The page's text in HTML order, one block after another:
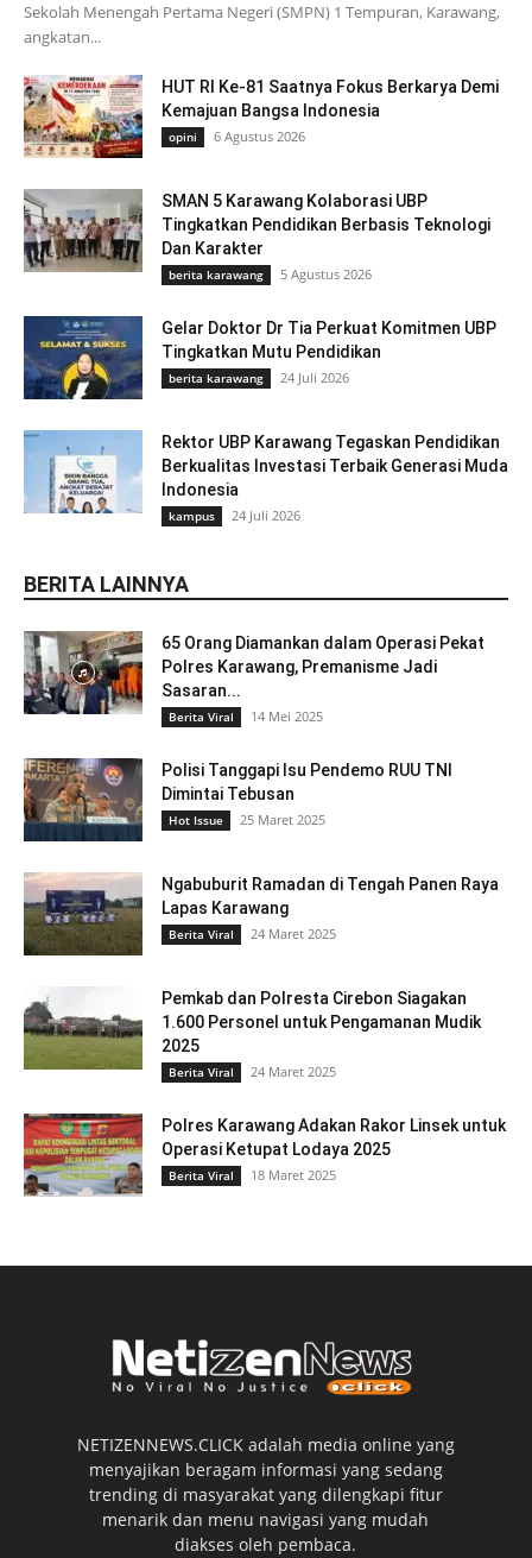
Sekolah Menengah Pertama Negeri (SMPN) 1 Tempuran, Karawang,
angkatan...
HUT RI Ke-81 Saatnya Fokus Berkarya Demi
Kemajuan Bangsa Indonesia
opini 6 Agustus 2026
SMAN 5 Karawang Kolaborasi UBP
Tingkatkan Pendidikan Berbasis Teknologi
Dan Karakter
berita karawang 5 Agustus 2026
Gelar Doktor Dr Tia Perkuat Komitmen UBP
Tingkatkan Mutu Pendidikan
berita karawang 24 Juli 2026
Rektor UBP Karawang Tegaskan Pendidikan
Berkualitas Investasi Terbaik Generasi Muda
Indonesia
kampus 24 Juli 2026
BERITA LAINNYA
65 Orang Diamankan dalam Operasi Pekat
Polres Karawang, Premanisme Jadi
Sasaran...
Berita Viral 14 Mei 2025
Polisi Tanggapi Isu Pendemo RUU TNI
Dimintai Tebusan
Hot Issue 25 Maret 2025
Ngabuburit Ramadan di Tengah Panen Raya
Lapas Karawang
Berita Viral 24 Maret 2025
Pemkab dan Polresta Cirebon Siagakan
1.600 Personel untuk Pengamanan Mudik
2025
Berita Viral 24 Maret 2025
Polres Karawang Adakan Rakor Linsek untuk
Operasi Ketupat Lodaya 2025
Berita Viral 18 Maret 2025
NETIZENNEWS.CLICK adalah media online yang
menyajikan beragam informasi yang sedang
trending di masyarakat yang dilengkapi fitur
menarik dan menu navigasi yang mudah
diakses oleh pembaca.